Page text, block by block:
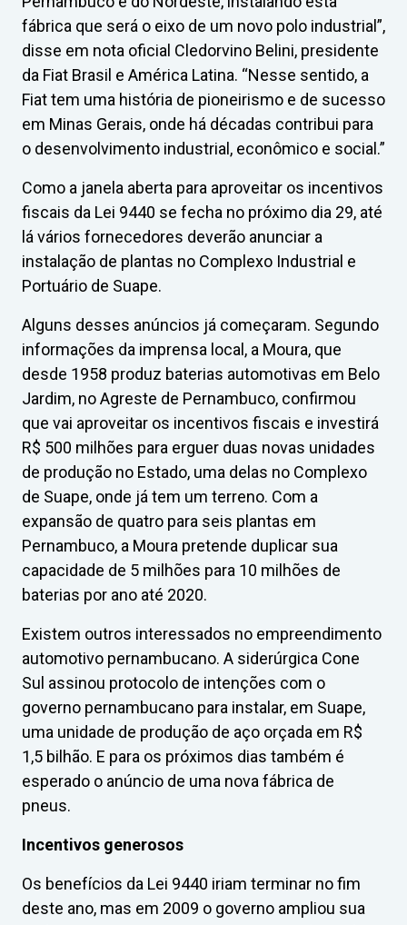
fábrica que será o eixo de um novo polo industrial”,
disse em nota oficial Cledorvino Belini, presidente
da Fiat Brasil e América Latina. “Nesse sentido, a
Fiat tem uma história de pioneirismo e de sucesso
em Minas Gerais, onde há décadas contribui para
o desenvolvimento industrial, econômico e social.”
Como a janela aberta para aproveitar os incentivos
fiscais da Lei 9440 se fecha no próximo dia 29, até
lá vários fornecedores deverão anunciar a
instalação de plantas no Complexo Industrial e
Portuário de Suape.
Alguns desses anúncios já começaram. Segundo
informações da imprensa local, a Moura, que
desde 1958 produz baterias automotivas em Belo
Jardim, no Agreste de Pernambuco, confirmou
que vai aproveitar os incentivos fiscais e investirá
R$ 500 milhões para erguer duas novas unidades
de produção no Estado, uma delas no Complexo
de Suape, onde já tem um terreno. Com a
expansão de quatro para seis plantas em
Pernambuco, a Moura pretende duplicar sua
capacidade de 5 milhões para 10 milhões de
baterias por ano até 2020.
Existem outros interessados no empreendimento
automotivo pernambucano. A siderúrgica Cone
Sul assinou protocolo de intenções com o
governo pernambucano para instalar, em Suape,
uma unidade de produção de aço orçada em R$
1,5 bilhão. E para os próximos dias também é
esperado o anúncio de uma nova fábrica de
pneus.
Incentivos generosos
Os benefícios da Lei 9440 iriam terminar no fim
deste ano, mas em 2009 o governo ampliou sua